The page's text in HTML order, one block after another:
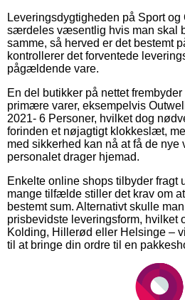
Leveringsdygtigheden på Sport
særdeles væsentlig hvis man skal
samme, så herved er det bestemt
kontrollerer det forventede
pågældende vare.
En del butikker på nettet
primære varer, eksempelvis
2021- 6 Personer, hvilket dog
forinden et nøjagtigt klokkeslæt,
med sikkerhed kan nå at få de nye
personalet drager hjemad.
Enkelte online shops tilbyder fragt
mange tilfælde stiller det krav om
bestemt sum. Alternativt skulle
prisbevidste leveringsform, hvilket
Kolding, Hillerød eller Helsinge –
til at bringe din ordre til en